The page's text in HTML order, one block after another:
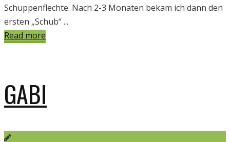
Schuppenflechte. Nach 2-3 Monaten bekam ich dann den
ersten „Schub“ ...
Read more
GABI